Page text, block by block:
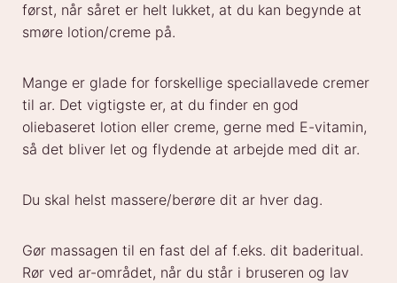
først, når såret er helt lukket, at du kan begynde at
smøre lotion/creme på.
Mange er glade for forskellige speciallavede cremer
til ar. Det vigtigste er, at du finder en god
oliebaseret lotion eller creme, gerne med E-vitamin,
så det bliver let og flydende at arbejde med dit ar.
Du skal helst massere/berøre dit ar hver dag.
Gør massagen til en fast del af f.eks. dit baderitual.
Rør ved ar-området, når du står i bruseren og lav